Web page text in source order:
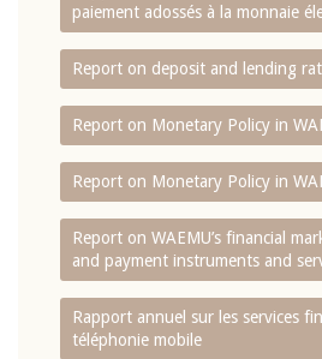
paiement adossés à la monnaie
Report on deposit and lending
Report on Monetary Policy in
Report on Monetary Policy in
Report on WAEMU’s financial
and payment instruments and
Rapport annuel sur les services
téléphonie mobile